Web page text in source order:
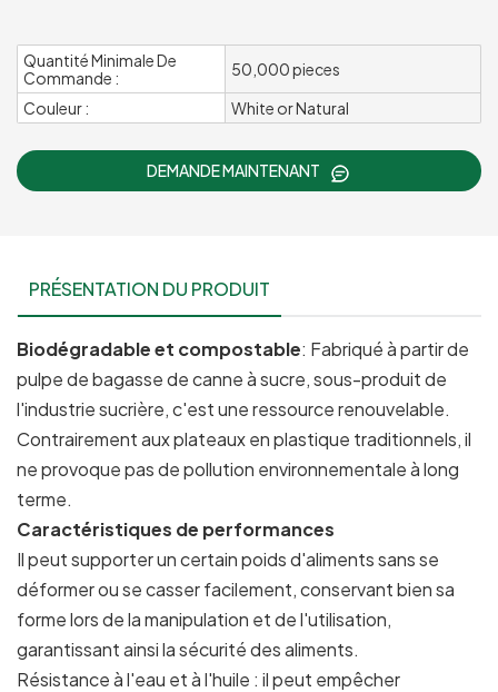
Quantité Minimale De
Commande :
50,000 pieces
Couleur :
White or Natural
DEMANDE MAINTENANT
PRÉSENTATION DU PRODUIT
Biodégradable et compostable: Fabriqué à partir de
pulpe de bagasse de canne à sucre, sous-produit de
l'industrie sucrière, c'est une ressource renouvelable.
Contrairement aux plateaux en plastique traditionnels, il
ne provoque pas de pollution environnementale à long
terme.
Caractéristiques de performances
Il peut supporter un certain poids d'aliments sans se
déformer ou se casser facilement, conservant bien sa
forme lors de la manipulation et de l'utilisation,
garantissant ainsi la sécurité des aliments.
Résistance à l'eau et à l'huile : il peut empêcher